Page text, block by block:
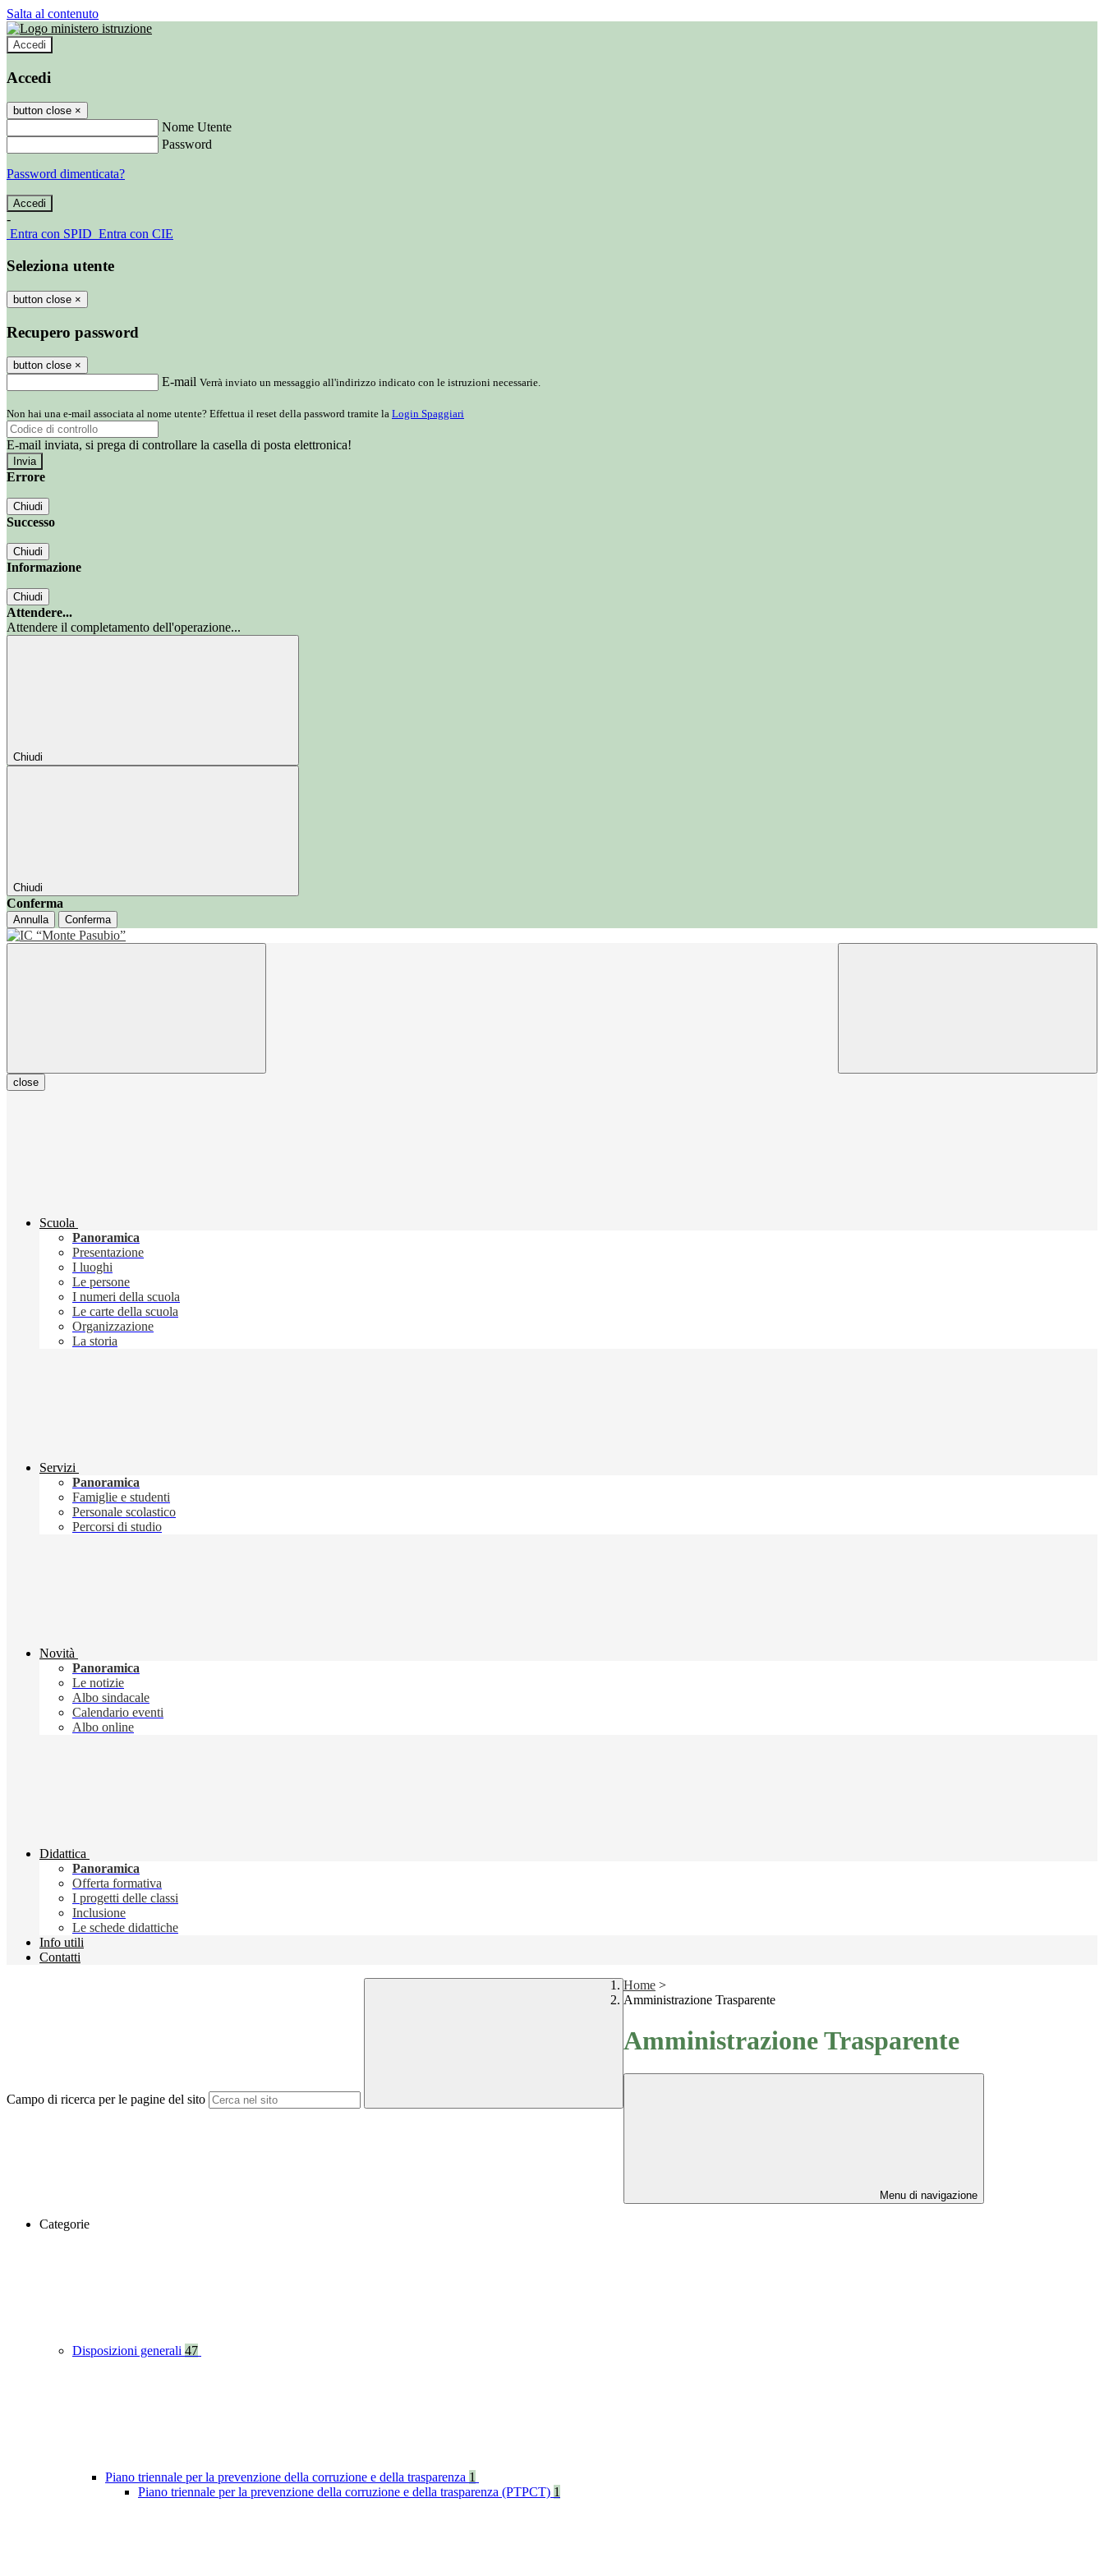
Salta al contenuto
Accedi
Accedi
button close ×
Nome Utente
Password
Password dimenticata?
-
Entra con SPID Entra con CIE
Seleziona utente
button close ×
Recupero password
button close ×
E-mail Verrà inviato un messaggio all'indirizzo indicato con le istruzioni necessarie.
Non hai una e-mail associata al nome utente? Effettua il reset della password tramite la Login Spaggiari
E-mail inviata, si prega di controllare la casella di posta elettronica!
Errore
Chiudi
Successo
Chiudi
Informazione
Chiudi
Attendere...
Attendere il completamento dell'operazione...
Chiudi
Chiudi
Conferma
Annulla Conferma
close
Scuola
Panoramica
Presentazione
I luoghi
Le persone
I numeri della scuola
Le carte della scuola
Organizzazione
La storia
Servizi
Panoramica
Famiglie e studenti
Personale scolastico
Percorsi di studio
Novità
Panoramica
Le notizie
Albo sindacale
Calendario eventi
Albo online
Didattica
Panoramica
Offerta formativa
I progetti delle classi
Inclusione
Le schede didattiche
Info utili
Contatti
Campo di ricerca per le pagine del sito
Home >
Amministrazione Trasparente
Amministrazione Trasparente
Menu di navigazione
Categorie
Disposizioni generali 47
Piano triennale per la prevenzione della corruzione e della trasparenza 1
Piano triennale per la prevenzione della corruzione e della trasparenza (PTPCT) 1